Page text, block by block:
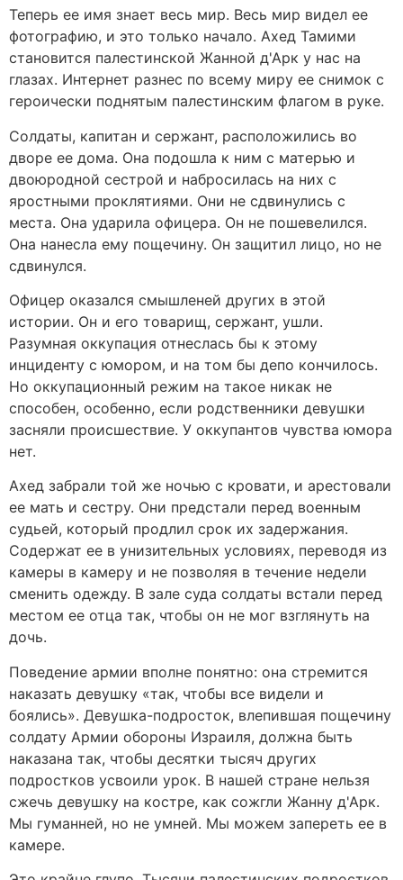
Теперь ее имя знает весь мир. Весь мир видел ее
фотографию, и это только начало. Ахед Тамими
становится палестинской Жанной д'Арк у нас на
глазах. Интернет разнес по всему миру ее снимок с
героически поднятым палестинским флагом в руке.
Солдаты, капитан и сержант, расположились во
дворе ее дома. Она подошла к ним с матерью и
двоюродной сестрой и набросилась на них с
яростными проклятиями. Они не сдвинулись с
места. Она ударила офицера. Он не пошевелился.
Она нанесла ему пощечину. Он защитил лицо, но не
сдвинулся.
Офицер оказался смышленей других в этой
истории. Он и его товарищ, сержант, ушли.
Разумная оккупация отнеслась бы к этому
инциденту с юмором, и на том бы депо кончилось.
Но оккупационный режим на такое никак не
способен, особенно, если родственники девушки
засняли происшествие. У оккупантов чувства юмора
нет.
Ахед забрали той же ночью с кровати, и арестовали
ее мать и сестру. Они предстали перед военным
судьей, который продлил срок их задержания.
Содержат ее в унизительных условиях, переводя из
камеры в камеру и не позволяя в течение недели
сменить одежду. В зале суда солдаты встали перед
местом ее отца так, чтобы он не мог взглянуть на
дочь.
Поведение армии вполне понятно: она стремится
наказать девушку «так, чтобы все видели и
боялись». Девушка-подросток, влепившая пощечину
солдату Армии обороны Израиля, должна быть
наказана так, чтобы десятки тысяч других
подростков усвоили урок. В нашей стране нельзя
сжечь девушку на костре, как сожгли Жанну д'Арк.
Мы гуманней, но не умней. Мы можем запереть ее в
камере.